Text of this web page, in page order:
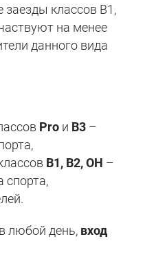
заезды классов В1,
на менее
данного вида
Pro и В3 –
В1, В2, ОН –
спорта,
любой день, вход